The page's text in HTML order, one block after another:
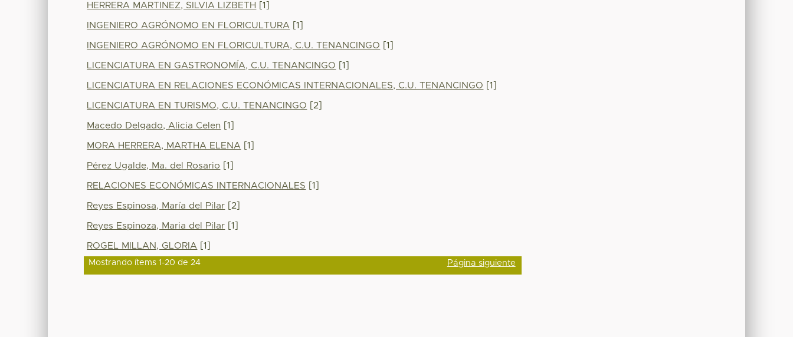
HERRERA MARTINEZ, SILVIA LIZBETH [1]
INGENIERO AGRÓNOMO EN FLORICULTURA [1]
INGENIERO AGRÓNOMO EN FLORICULTURA, C.U. TENANCINGO [1]
LICENCIATURA EN GASTRONOMÍA, C.U. TENANCINGO [1]
LICENCIATURA EN RELACIONES ECONÓMICAS INTERNACIONALES, C.U. TENANCINGO [1]
LICENCIATURA EN TURISMO, C.U. TENANCINGO [2]
Macedo Delgado, Alicia Celen [1]
MORA HERRERA, MARTHA ELENA [1]
Pérez Ugalde, Ma. del Rosario [1]
RELACIONES ECONÓMICAS INTERNACIONALES [1]
Reyes Espinosa, María del Pilar [2]
Reyes Espinoza, Maria del Pilar [1]
ROGEL MILLAN, GLORIA [1]
Mostrando ítems 1-20 de 24 Página siguiente